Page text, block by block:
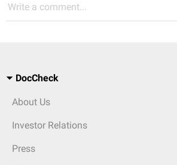
Write a comment...
DocCheck
About Us
Investor Relations
Press